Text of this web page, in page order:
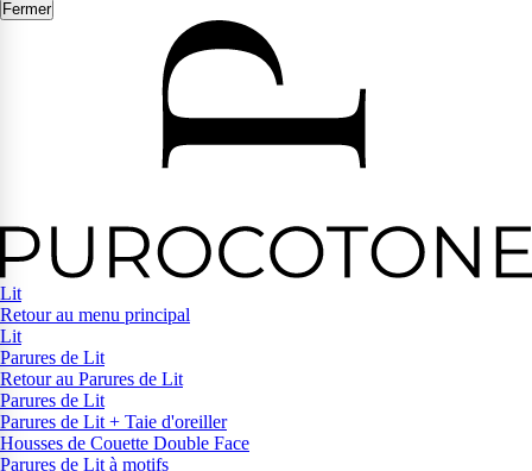
Fermer
Lit
Retour au menu principal
Lit
Parures de Lit
Retour au Parures de Lit
Parures de Lit
Parures de Lit + Taie d'oreiller
Housses de Couette Double Face
Parures de Lit à motifs